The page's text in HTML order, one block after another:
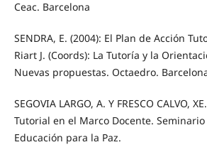
Ceac. Barcelona
SENDRA, E. (2004): El Plan de Acción
Riart J. (Coords): La Tutoría y la
Nuevas propuestas. Octaedro.
SEGOVIA LARGO, A. Y FRESCO CALVO,
Tutorial en el Marco Docente.
Educación para la Paz.